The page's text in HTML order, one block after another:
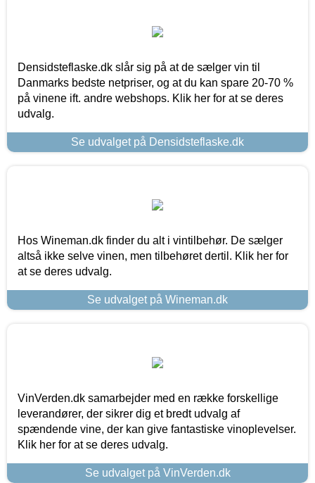
Densidsteflaske.dk slår sig på at de sælger vin til
Danmarks bedste netpriser, og at du kan spare 20-70 %
på vinene ift. andre webshops. Klik her for at se deres
udvalg.
Se udvalget på Densidsteflaske.dk
Hos Wineman.dk finder du alt i vintilbehør. De sælger
altså ikke selve vinen, men tilbehøret dertil. Klik her for
at se deres udvalg.
Se udvalget på Wineman.dk
VinVerden.dk samarbejder med en række forskellige
leverandører, der sikrer dig et bredt udvalg af
spændende vine, der kan give fantastiske vinoplevelser.
Klik her for at se deres udvalg.
Se udvalget på VinVerden.dk